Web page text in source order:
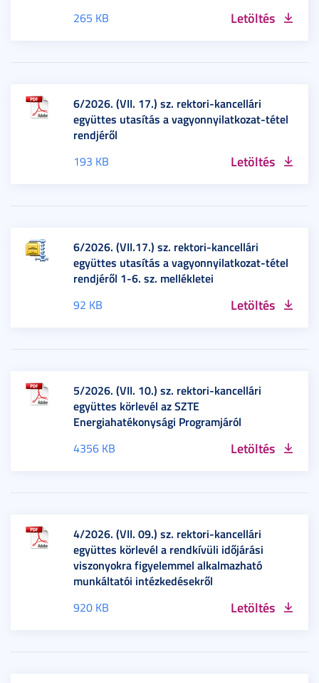
265 KB Letöltés
6/2026. (VII. 17.) sz. rektori-kancellári
együttes utasítás a vagyonnyilatkozat-tétel
rendjéről
193 KB Letöltés
6/2026. (VII.17.) sz. rektori-kancellári
együttes utasítás a vagyonnyilatkozat-tétel
rendjéről 1-6. sz. mellékletei
92 KB Letöltés
5/2026. (VII. 10.) sz. rektori-kancellári
együttes körlevél az SZTE
Energiahatékonysági Programjáról
4356 KB Letöltés
4/2026. (VII. 09.) sz. rektori-kancellári
együttes körlevél a rendkívüli időjárási
viszonyokra figyelemmel alkalmazható
munkáltatói intézkedésekről
920 KB Letöltés